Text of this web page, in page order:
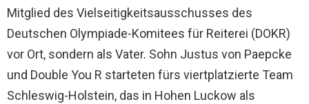
Mitglied des Vielseitigkeitsausschusses des
Deutschen Olympiade-Komitees für Reiterei (DOKR)
vor Ort, sondern als Vater. Sohn Justus von Paepcke
und Double You R starteten fürs viertplatzierte Team
Schleswig-Holstein, das in Hohen Luckow als